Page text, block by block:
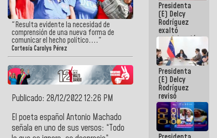
"Resulta evidente la necesidad de
comprensión de una nueva forma de
comunicar el hecho político...."
Cortesía Carolys Pérez
Publicado: 28/12/2022 12:26 PM
El poeta español Antonio Machado
señala en uno de sus versos: “Todo
Presidenta
(E) Delcy
Rodríguez
exaltó
participación
de
Venezuela
en Juegos
Centroamericanos
y del Caribe
2026
Presidenta
(E) Delcy
Rodríguez
revisó
agenda
económica y
ejecución de
fondos de